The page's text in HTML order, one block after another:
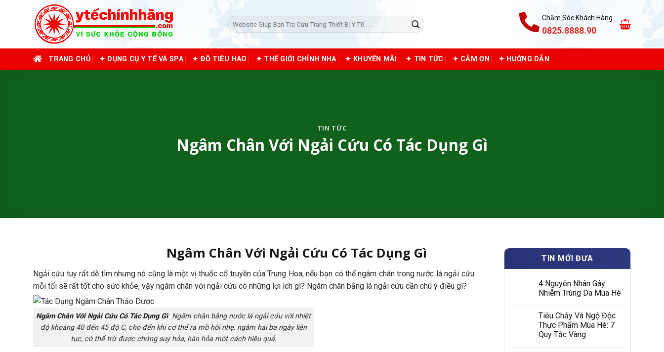
Tìm
kiếm:
Chăm Sóc Khách Hàng
0825.8888.90
TRANG CHỦ ✦ DỤNG CỤ Y TẾ VÀ SPA ✦ ĐỒ TIÊU HAO ✦ THẾ GIỚI CHỈNH NHA ✦ KHUYẾN MÃI ✦ TIN TỨC ✦ CẢM ƠN ✦ HƯỚNG DẪN
TIN TỨC
Ngâm Chân Với Ngải Cứu Có Tác Dụng Gì
Ngâm Chân Với Ngải Cứu Có Tác Dụng Gì
Ngải cứu tuy rất dễ tìm nhưng nó cũng là một vị thuốc cổ truyền của Trung Hoa, nếu bạn có thể ngâm chân trong nước lá ngải cứu
mỗi tối sẽ rất tốt cho sức khỏe, vậy ngâm chân với ngải cứu có những lợi ích gì? Ngâm chân bằng lá ngải cứu cần chú ý điều gì?
Ngâm Chân Với Ngải Cứu Có Tác Dụng GìNgâm chân bằng nước lá ngải cứu với nhiệt
độ khoảng 40 đến 45 độ C, cho đến khi cơ thể ra mồ hôi nhẹ, ngâm hai ba ngày liên
tục, có thể trừ được chứng suy hỏa, hàn hỏa một cách hiệu quả.
TIN MỚI ĐƯA
4 Nguyên Nhân Gây
Nhiễm Trùng Da Mùa Hè
Tiêu Chảy Và Ngộ Độc
Thực Phẩm Mùa Hè: 7
Quy Tắc Vàng